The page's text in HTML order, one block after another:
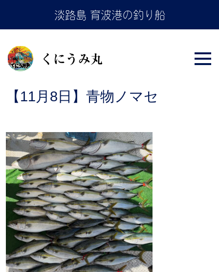
the
淡路島 育波港の釣り船
【11月8日】青物ノマセ